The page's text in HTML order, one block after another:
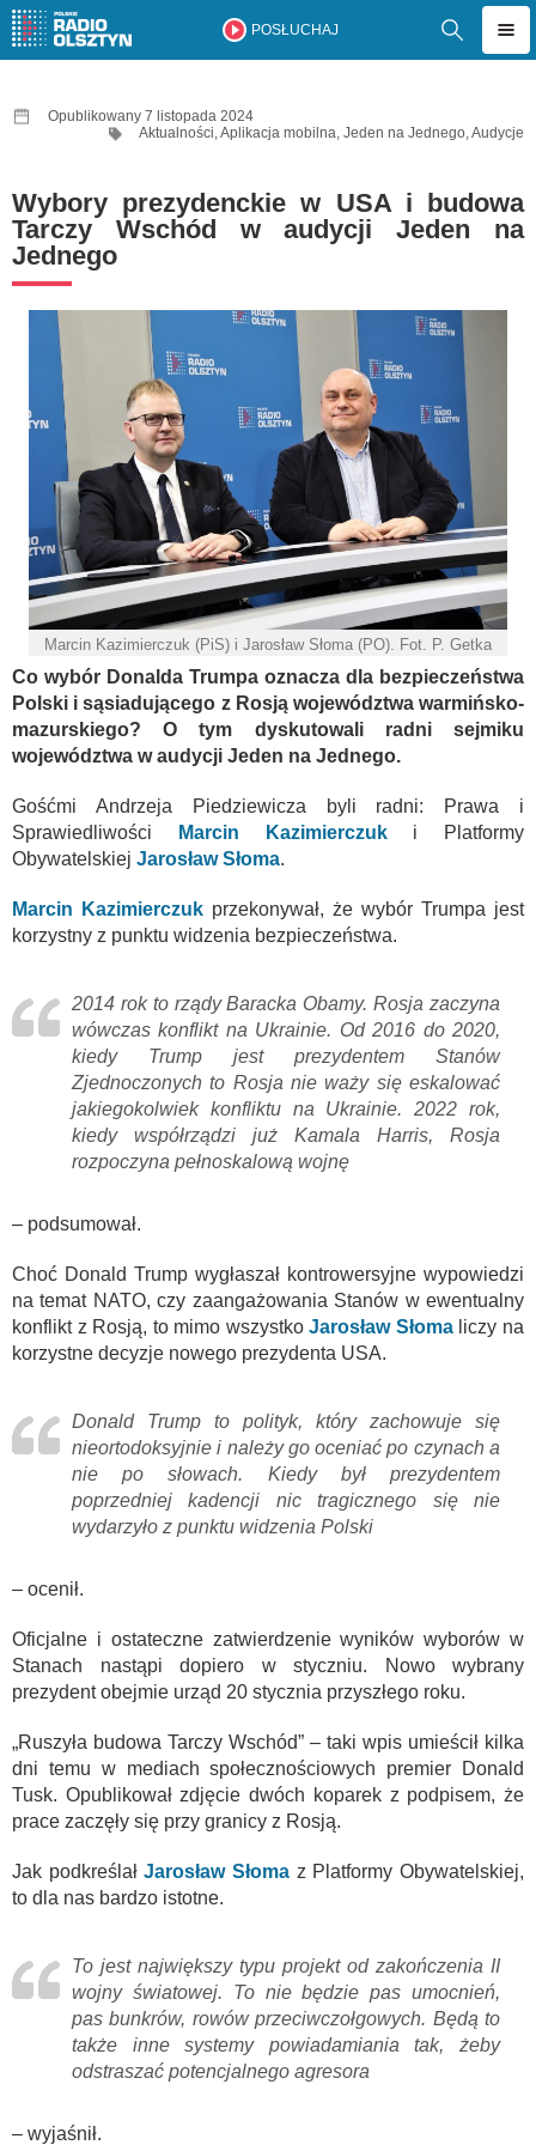
POSŁUCHAJ
Opublikowany 7 listopada 2024
Aktualności,Aplikacja mobilna, Jeden na Jednego,Audycje
Wybory prezydenckie w USA i budowa
Tarczy Wschód w audycji Jeden na
Jednego
Marcin Kazimierczuk (PiS) i Jarosław Słoma (PO). Fot. P. Getka
Co wybór Donalda Trumpa oznacza dla bezpieczeństwa
Polski i sąsiadującego z Rosją województwa warmińsko-
mazurskiego? O tym dyskutowali radni sejmiku
województwa w audycji Jeden na Jednego.
Gośćmi Andrzeja Piedziewicza byli radni: Prawa i
Sprawiedliwości
Marcin Kazimierczuki Platformy
Obywatelskiej Jarosław Słoma.
Marcin Kazimierczuk przekonywał, że wybór Trumpa jest
korzystny z punktu widzenia bezpieczeństwa.
2014 rok to rządy Baracka Obamy. Rosja zaczyna
wówczas konflikt na Ukrainie. Od 2016 do 2020,
kiedy Trump jest prezydentem Stanów
Zjednoczonych to Rosja nie waży się eskalować
jakiegokolwiek konfliktu na Ukrainie. 2022 rok,
kiedy współrządzi już Kamala Harris, Rosja
rozpoczyna pełnoskalową wojnę
– podsumował.
Choć Donald Trump wygłaszał kontrowersyjne wypowiedzi
na temat NATO, czy zaangażowania Stanów w ewentualny
konflikt z Rosją, to mimo wszystkoJarosław Słomaliczy na
korzystne decyzje nowego prezydenta USA.
Donald Trump to polityk, który zachowuje się
nieortodoksyjnie i należy go oceniać po czynach a
nie po słowach. Kiedy był prezydentem
poprzedniej kadencji nic tragicznego się nie
wydarzyło z punktu widzenia Polski
– ocenił.
Oficjalne i ostateczne zatwierdzenie wyników wyborów w
Stanach nastąpi dopiero w styczniu. Nowo wybrany
prezydent obejmie urząd 20 stycznia przyszłego roku.
„Ruszyła budowa Tarczy Wschód” – taki wpis umieścił kilka
dni temu w mediach społecznościowych premier Donald
Tusk. Opublikował zdjęcie dwóch koparek z podpisem, że
prace zaczęły się przy granicy z Rosją.
Jak podkreślałJarosław Słoma z Platformy Obywatelskiej,
to dla nas bardzo istotne.
To jest największy typu projekt od zakończenia II
wojny światowej. To nie będzie pas umocnień,
pas bunkrów, rowów przeciwczołgowych. Będą to
także inne systemy powiadamiania tak, żeby
odstraszać potencjalnego agresora
– wyjaśnił.